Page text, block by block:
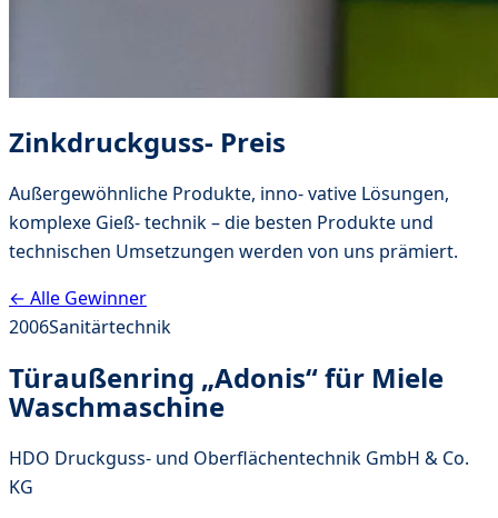
Zinkdruckguss- Preis
Außergewöhnliche Produkte, inno- vative Lösungen,
komplexe Gieß- technik – die besten Produkte und
technischen Umsetzungen werden von uns prämiert.
← Alle Gewinner
2006Sanitärtechnik
Türaußenring „Adonis“ für Miele
Waschmaschine
HDO Druckguss- und Oberflächentechnik GmbH & Co.
KG